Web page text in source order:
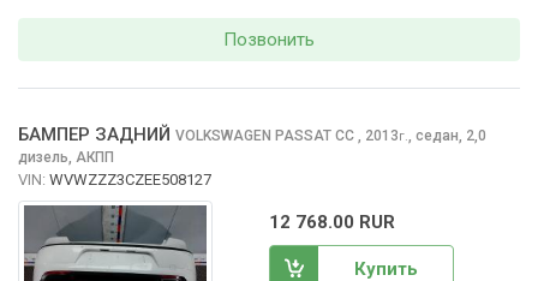
Позвонить
БАМПЕР ЗАДНИЙ VOLKSWAGEN PASSAT CC , 2013г., седан, 2,0
дизель, АКПП
VIN: WVWZZZ3CZEE508127
12 768.00 RUR
Купить